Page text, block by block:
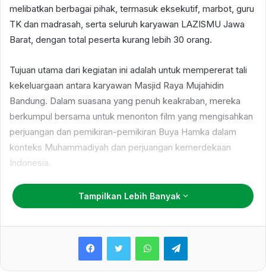
melibatkan berbagai pihak, termasuk eksekutif, marbot, guru
TK dan madrasah, serta seluruh karyawan LAZISMU Jawa
Barat, dengan total peserta kurang lebih 30 orang.
Tujuan utama dari kegiatan ini adalah untuk mempererat tali
kekeluargaan antara karyawan Masjid Raya Mujahidin
Bandung. Dalam suasana yang penuh keakraban, mereka
berkumpul bersama untuk menonton film yang mengisahkan
perjuangan dan pemikiran-pemikiran Buya Hamka dalam
konteks Muhammadiyah dan perjuangan kemerdekaan
Indonesia.
Buya Hamka, seorang tokoh penting dalam sejarah
Muhammadiyah dan pergerakan kemerdekaan, menjadi
sumber inspirasi bagi banyak orang. Film ini dipilih karena
diharapkan mampu memberikan hikmah dan inspirasi bagi
para karyawan masjid. Kisah perjuangan Buya Hamka dan
pemikirannya yang menginspirasi diharapkan dapat
Tampilkan Lebih Banyak
WhatsAppTelegram